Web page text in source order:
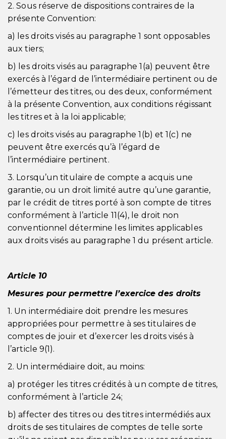
2. Sous réserve de dispositions contraires de la
présente Convention:
a) les droits visés au paragraphe 1 sont opposables
aux tiers;
b) les droits visés au paragraphe 1(a) peuvent être
exercés à l’égard de l’intermédiaire pertinent ou de
l’émetteur des titres, ou des deux, conformément
à la présente Convention, aux conditions régissant
les titres et à la loi applicable;
c) les droits visés au paragraphe 1(b) et 1(c) ne
peuvent être exercés qu’à l’égard de
l’intermédiaire pertinent.
3. Lorsqu’un titulaire de compte a acquis une
garantie, ou un droit limité autre qu’une garantie,
par le crédit de titres porté à son compte de titres
conformément à l’article 11(4), le droit non
conventionnel détermine les limites applicables
aux droits visés au paragraphe 1 du présent article.
Article 10
Mesures pour permettre l’exercice des droits
1. Un intermédiaire doit prendre les mesures
appropriées pour permettre à ses titulaires de
comptes de jouir et d’exercer les droits visés à
l’article 9(1).
2. Un intermédiaire doit, au moins:
a) protéger les titres crédités à un compte de titres,
conformément à l’article 24;
b) affecter des titres ou des titres intermédiés aux
droits de ses titulaires de comptes de telle sorte